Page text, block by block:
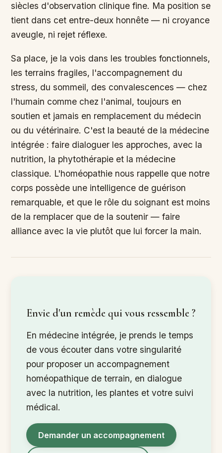
siècles d'observation clinique fine. Ma position se
tient dans cet entre-deux honnête — ni croyance
aveugle, ni rejet réflexe.
Sa place, je la vois dans les troubles fonctionnels,
les terrains fragiles, l'accompagnement du
stress, du sommeil, des convalescences — chez
l'humain comme chez l'animal, toujours en
soutien et jamais en remplacement du médecin
ou du vétérinaire. C'est la beauté de la médecine
intégrée : faire dialoguer les approches, avec la
nutrition, la phytothérapie et la médecine
classique. L'homéopathie nous rappelle que notre
corps possède une intelligence de guérison
remarquable, et que le rôle du soignant est moins
de la remplacer que de la soutenir — faire
alliance avec la vie plutôt que lui forcer la main.
Envie d'un remède qui vous ressemble ?
En médecine intégrée, je prends le temps
de vous écouter dans votre singularité
pour proposer un accompagnement
homéopathique de terrain, en dialogue
avec la nutrition, les plantes et votre suivi
médical.
Demander un accompagnement